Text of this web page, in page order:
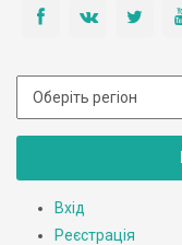
Вхід
Реєстрація